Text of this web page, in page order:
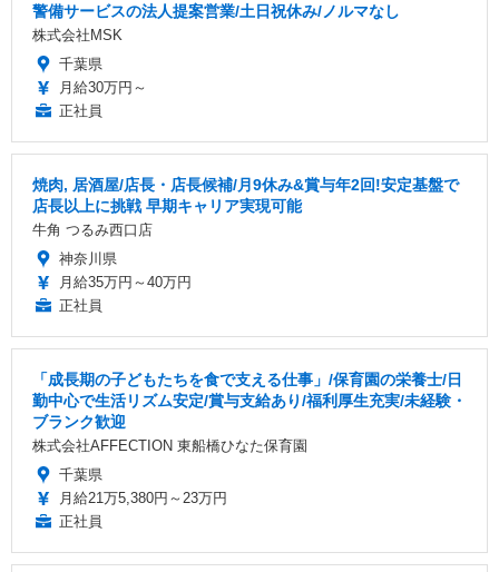
警備サービスの法人提案営業/土日祝休み/ノルマなし
株式会社MSK
千葉県
月給30万円～
正社員
焼肉, 居酒屋/店長・店長候補/月9休み&賞与年2回!安定基盤で
店長以上に挑戦 早期キャリア実現可能
牛角 つるみ西口店
神奈川県
月給35万円～40万円
正社員
「成長期の子どもたちを食で支える仕事」/保育園の栄養士/日
勤中心で生活リズム安定/賞与支給あり/福利厚生充実/未経験・
ブランク歓迎
株式会社AFFECTION 東船橋ひなた保育園
千葉県
月給21万5,380円～23万円
正社員